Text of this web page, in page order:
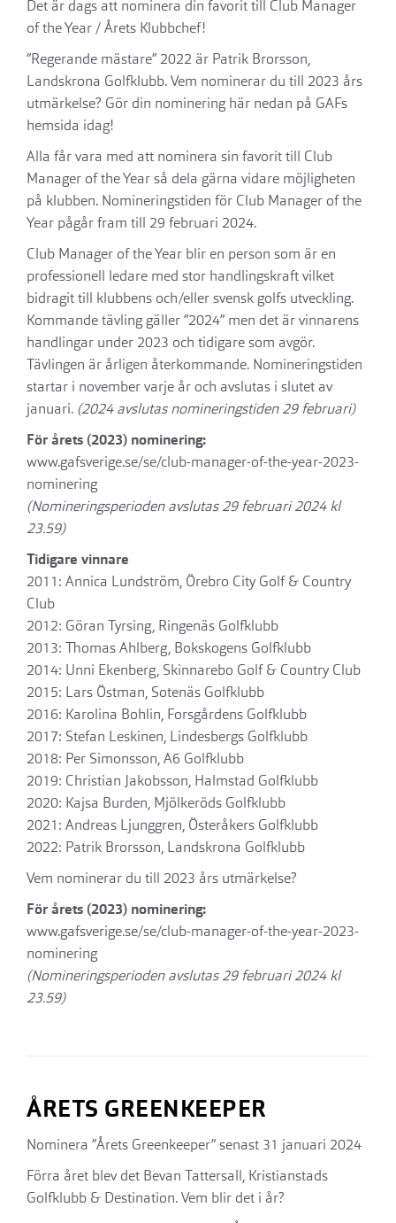
Det är dags att nominera din favorit till Club Manager
of the Year / Årets Klubbchef!
”Regerande mästare” 2022 är Patrik Brorsson,
Landskrona Golfklubb. Vem nominerar du till 2023 års
utmärkelse? Gör din nominering här nedan på GAFs
hemsida idag!
Alla får vara med att nominera sin favorit till Club
Manager of the Year så dela gärna vidare möjligheten
på klubben. Nomineringstiden för Club Manager of the
Year pågår fram till 29 februari 2024.
Club Manager of the Year blir en person som är en
professionell ledare med stor handlingskraft vilket
bidragit till klubbens och/eller svensk golfs utveckling.
Kommande tävling gäller ”2024” men det är vinnarens
handlingar under 2023 och tidigare som avgör.
Tävlingen är årligen återkommande. Nomineringstiden
startar i november varje år och avslutas i slutet av
januari. (2024 avslutas nomineringstiden 29 februari)
För årets (2023) nominering:
www.gafsverige.se/se/club-manager-of-the-year-2023-
nominering
(Nomineringsperioden avslutas 29 februari 2024 kl
23.59)
Tidigare vinnare
2011: Annica Lundström, Örebro City Golf & Country
Club
2012: Göran Tyrsing, Ringenäs Golfklubb
2013: Thomas Ahlberg, Bokskogens Golfklubb
2014: Unni Ekenberg, Skinnarebo Golf & Country Club
2015: Lars Östman, Sotenäs Golfklubb
2016: Karolina Bohlin, Forsgårdens Golfklubb
2017: Stefan Leskinen, Lindesbergs Golfklubb
2018: Per Simonsson, A6 Golfklubb
2019: Christian Jakobsson, Halmstad Golfklubb
2020: Kajsa Burden, Mjölkeröds Golfklubb
2021: Andreas Ljunggren, Österåkers Golfklubb
2022: Patrik Brorsson, Landskrona Golfklubb
Vem nominerar du till 2023 års utmärkelse?
För årets (2023) nominering:
www.gafsverige.se/se/club-manager-of-the-year-2023-
nominering
(Nomineringsperioden avslutas 29 februari 2024 kl
23.59)
ÅRETS GREENKEEPER
Nominera ”Årets Greenkeeper” senast 31 januari 2024
Förra året blev det Bevan Tattersall, Kristianstads
Golfklubb & Destination. Vem blir det i år?